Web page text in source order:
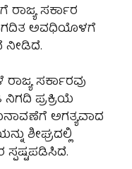
ರಾಜ್ಯ ಸರ್ಕಾರ
ಅವಧಿಯೊಳಗೆ
ನೀಡಿದೆ.
ಸರ್ಕಾರವು
ಪ್ರಕ್ರಿಯೆ
ಅಗತ್ಯವಾದ
ಶೀಘ್ರದಲ್ಲಿ
ಸ್ಪಷ್ಟಪಡಿಸಿದೆ.